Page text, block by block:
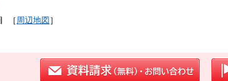
［ 周辺地図］